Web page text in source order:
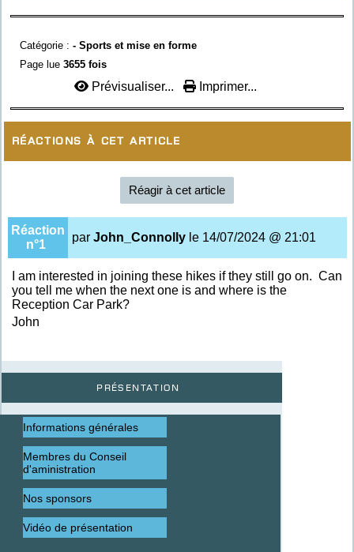
Présentation
Informations générales
Membres du Conseil
d'aministration
Nos sponsors
Vidéo de présentation
Catégorie : - Sports et mise en forme
Page lue 3655 fois
Prévisualiser... Imprimer...
Réactions à cet article
Réagir à cet article
Réaction
n°1
par John_Connollyle 14/07/2024 @ 21:01
I am interested in joining these hikes if they still go on. Can
you tell me when the next one is and where is the
Reception Car Park?
John